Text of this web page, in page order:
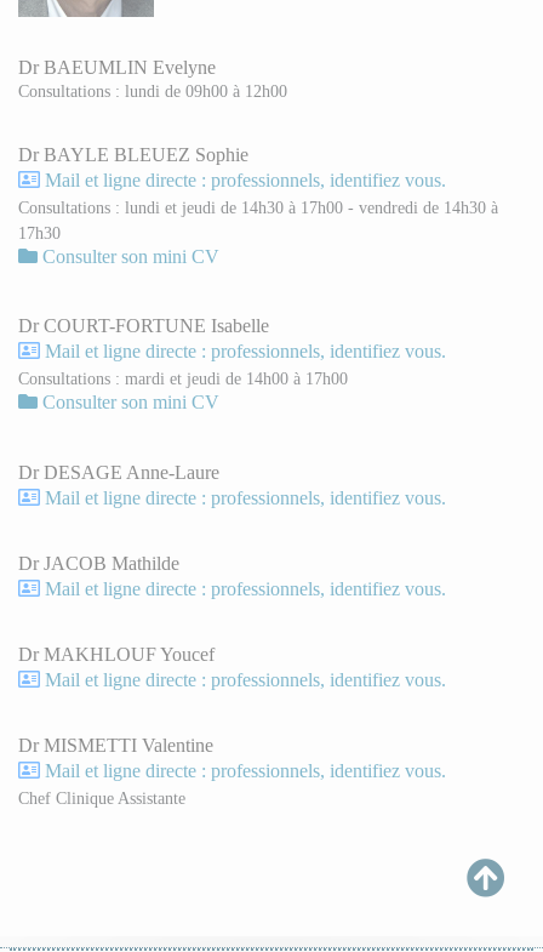
Dr BAEUMLIN Evelyne
Consultations : lundi de 09h00 à 12h00
Dr BAYLE BLEUEZ Sophie
Mail et ligne directe : professionnels, identifiez vous.
Consultations : lundi et jeudi de 14h30 à 17h00 - vendredi de 14h30 à
17h30
Consulter son mini CV
Dr COURT-FORTUNE Isabelle
Mail et ligne directe : professionnels, identifiez vous.
Consultations : mardi et jeudi de 14h00 à 17h00
Consulter son mini CV
Dr DESAGE Anne-Laure
Mail et ligne directe : professionnels, identifiez vous.
Dr JACOB Mathilde
Mail et ligne directe : professionnels, identifiez vous.
Dr MAKHLOUF Youcef
Mail et ligne directe : professionnels, identifiez vous.
Dr MISMETTI Valentine
Mail et ligne directe : professionnels, identifiez vous.
Chef Clinique Assistante